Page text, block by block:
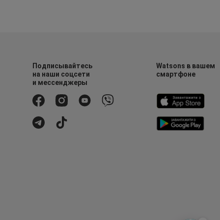
Подписывайтесь
на наши соцсети
и мессенджеры
Watsons в вашем
смартфоне